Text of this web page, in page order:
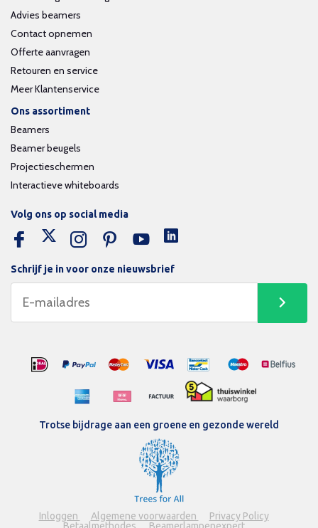
Advies beamers
Contact opnemen
Offerte aanvragen
Retouren en service
Meer Klantenservice
Ons assortiment
Beamers
Beamer beugels
Projectieschermen
Interactieve whiteboards
Schrijf je in voor onze nieuwsbrief
Volg ons op social media
Trotse bijdrage aan een groene en gezonde wereld
Inloggen Algemene voorwaarden
Privacy Policy
Betaalmethodes
Beamerlampenexpert